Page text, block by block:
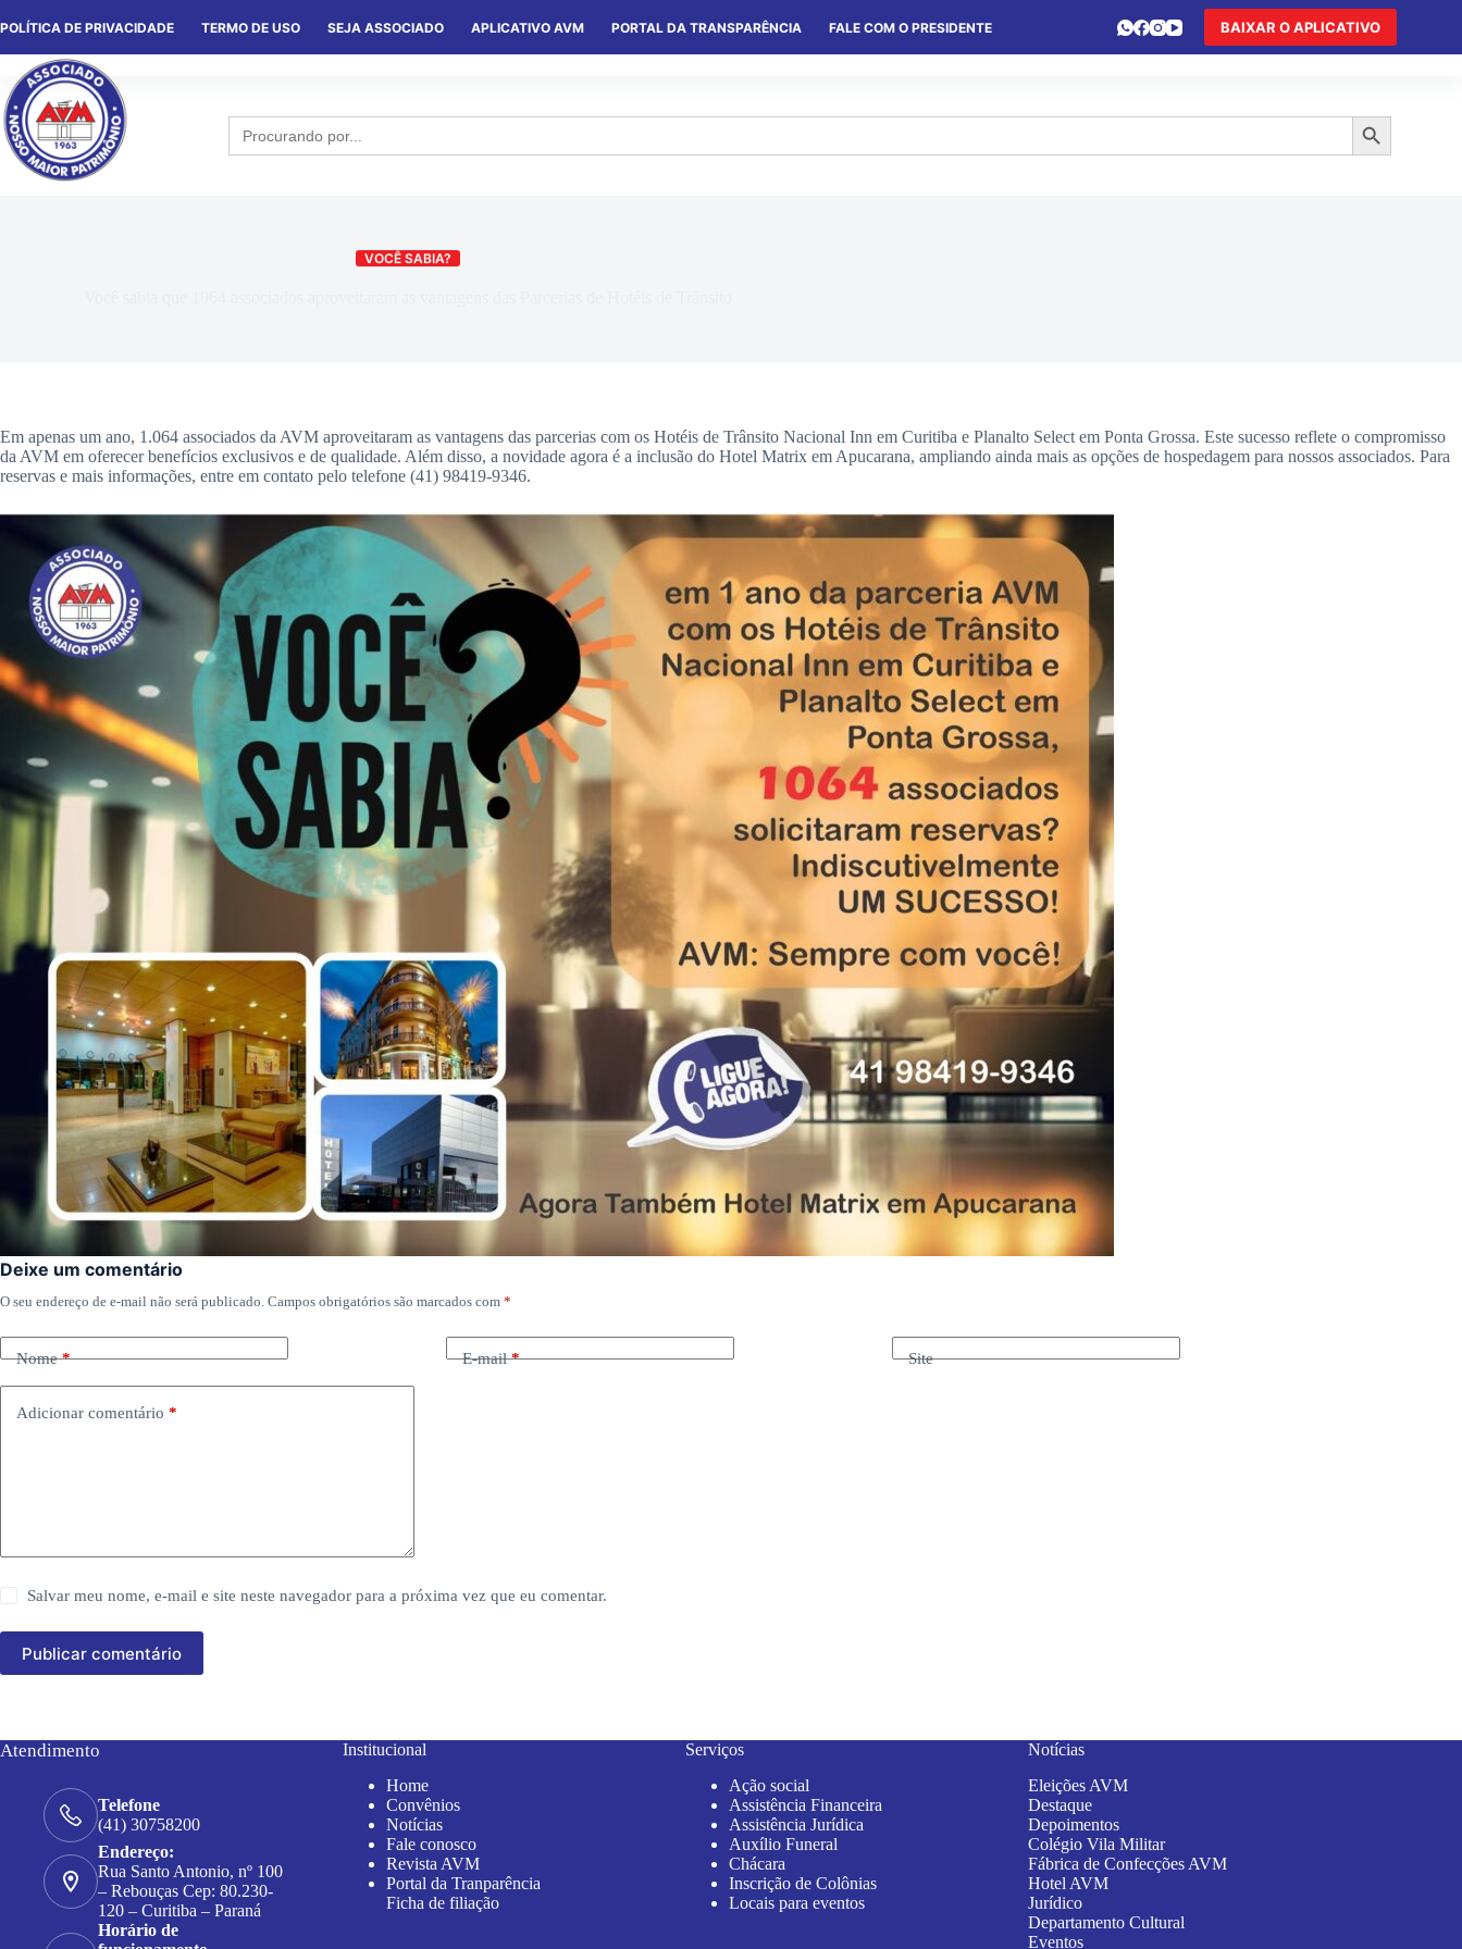
POLÍTICA DE PRIVACIDADE TERMO DE USO SEJA ASSOCIADO APLICATIVO AVM PORTAL DA TRANSPARÊNCIA FALE COM O PRESIDENTE BAIXAR O APLICATIVO
Search
for: Search Button
VOCÊ SABIA?
Em apenas um ano, 1.064 associados da AVM aproveitaram as vantagens das parcerias com os Hotéis de Trânsito Nacional Inn em Curitiba e Planalto Select em Ponta Grossa. Este sucesso reflete o compromisso
da AVM em oferecer benefícios exclusivos e de qualidade. Além disso, a novidade agora é a inclusão do Hotel Matrix em Apucarana, ampliando ainda mais as opções de hospedagem para nossos associados. Para
reservas e mais informações, entre em contato pelo telefone (41) 98419-9346.
Deixe um comentário
O seu endereço de e-mail não será publicado. Campos obrigatórios são marcados com *
Nome* E-mail* Site
Adicionar comentário *
Salvar meu nome, e-mail e site neste navegador para a próxima vez que eu comentar.
Publicar comentário
Atendimento
Telefone
(41) 30758200
Endereço:
Rua Santo Antonio, nº 100
– Rebouças Cep: 80.230-
120 – Curitiba – Paraná
Horário de
Institucional
Home
Convênios
Notícias
Fale conosco
Revista AVM
Portal da Tranparência
Ficha de filiação
Serviços
Ação social
Assistência Financeira
Assistência Jurídica
Auxílio Funeral
Chácara
Inscrição de Colônias
Locais para eventos
Notícias
Eleições AVM
Destaque
Depoimentos
Colégio Vila Militar
Fábrica de Confecções AVM
Hotel AVM
Jurídico
Departamento Cultural
Eventos